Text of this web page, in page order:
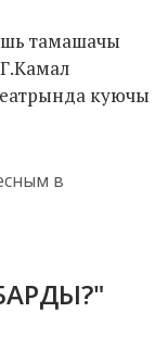
яшь тамашачы
куючы
в